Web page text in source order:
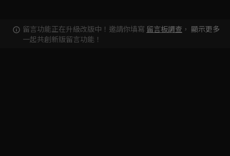
留言功能正在升級改版中！邀請你填寫 留言板調查 ，
一起共創新版留言功能！
顯示更多